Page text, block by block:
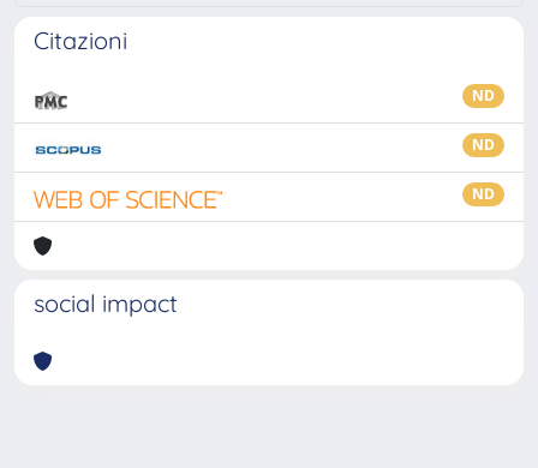
Citazioni
ND
ND
ND
social impact